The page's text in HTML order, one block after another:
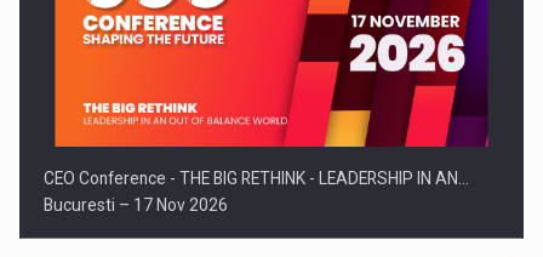
CEO Conference - THE BIG RETHINK - LEADERSHIP IN AN…
Bucuresti – 17 Nov 2026